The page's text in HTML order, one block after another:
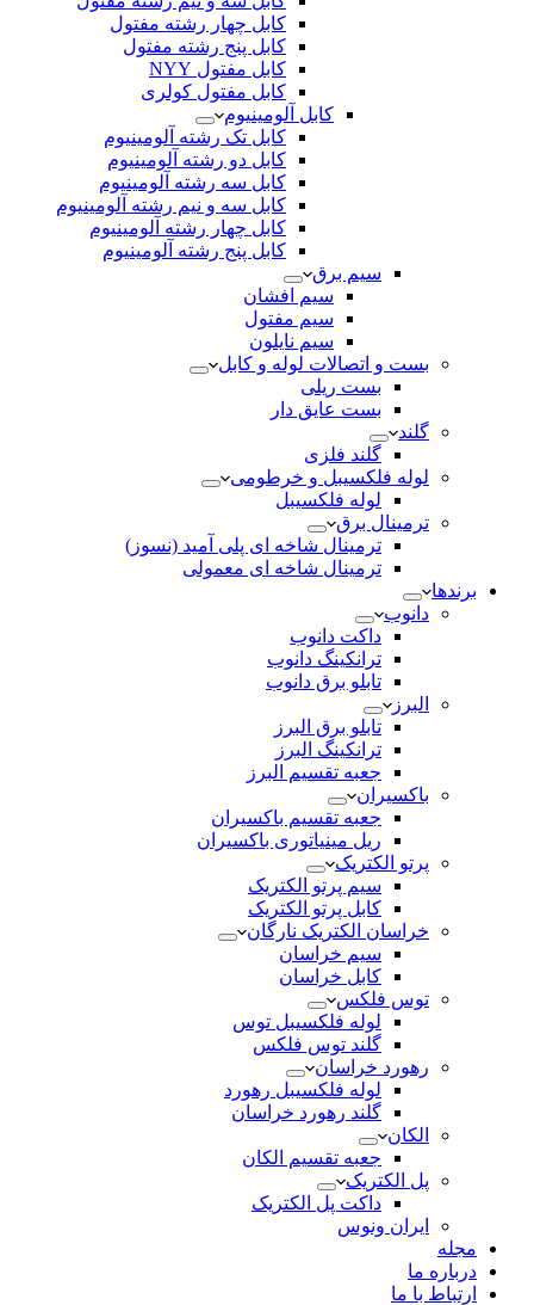
کابل چهار رشته مفتول
کابل پنج رشته مفتول
کابل مفتول NYY
کابل مفتول کولری
کابل آلومینیوم
کابل تک رشته آلومینیوم
کابل دو رشته آلومینیوم
کابل سه رشته آلومینیوم
کابل سه و نیم رشته آلومینیوم
کابل چهار رشته آلومینیوم
کابل پنج رشته آلومینیوم
سیم برق
سیم افشان
سیم مفتول
سیم نایلون
بست و اتصالات لوله و کابل
بست ریلی
بست عایق دار
گلند
گلند فلزی
لوله فلکسیبل و خرطومی
لوله فلکسیبل
ترمینال برق
ترمینال شاخه ای پلی آمید (نسوز)
ترمینال شاخه ای معمولی
برندها
دانوب
داکت دانوب
ترانکینگ دانوب
تابلو برق دانوب
البرز
تابلو برق البرز
ترانکینگ البرز
جعبه تقسیم البرز
باکسیران
جعبه تقسیم باکسیران
ریل مینیاتوری باکسیران
پرتو الکتریک
سیم پرتو الکتریک
کابل پرتو الکتریک
خراسان الکتریک نارگان
سیم خراسان
کابل خراسان
توس فلکس
لوله فلکسیبل توس
گلند توس فلکس
رهورد خراسان
لوله فلکسیبل رهورد
گلند رهورد خراسان
الکان
جعبه تقسیم الکان
پل الکتریک
داکت پل الکتریک
ایران ونوس
مجله
درباره ما
ارتباط با ما